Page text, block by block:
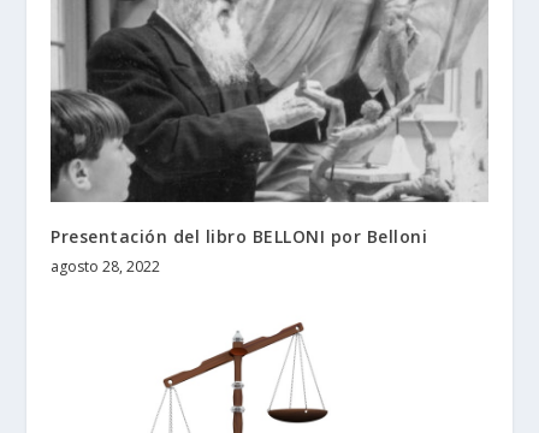
Presentación del libro BELLONI por Belloni
agosto 28, 2022